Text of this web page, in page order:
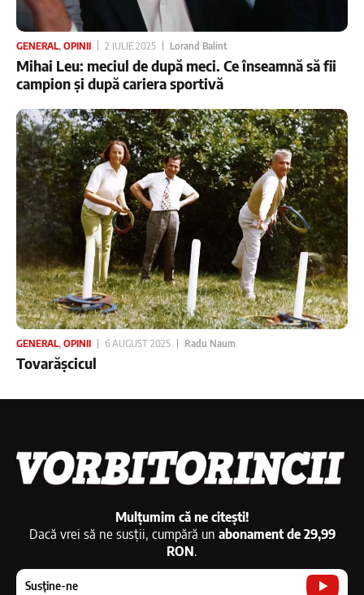
GENERAL, OPINII 2 IULIE 2025 Lorand Balint
Mihai Leu: meciul de după meci. Ce înseamnă să fii
campion și după cariera sportivă
GENERAL, OPINII 6 AUGUST 2025 Radu Naum
Tovarășcicul
Mulțumim că ne citești!
Dacă vrei să ne susții, cumpără un abonament de 29,99
RON.
Susține-ne